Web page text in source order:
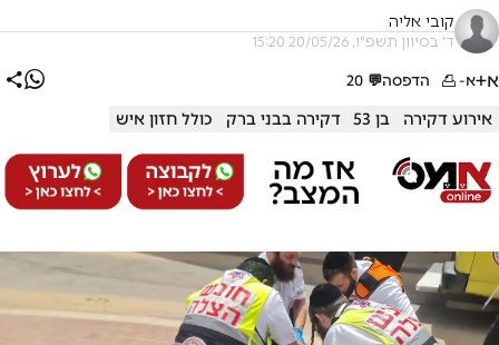
קובי אליה
ד' בסיוון תשפ"ו, 20/05/26 15:20
א+א- הדפסה💬
20
אירוע דקירה בן 53 דקירה בבני ברק כולל חזון איש